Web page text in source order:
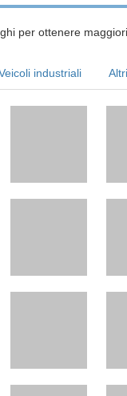
per ottenere
industriali Altri